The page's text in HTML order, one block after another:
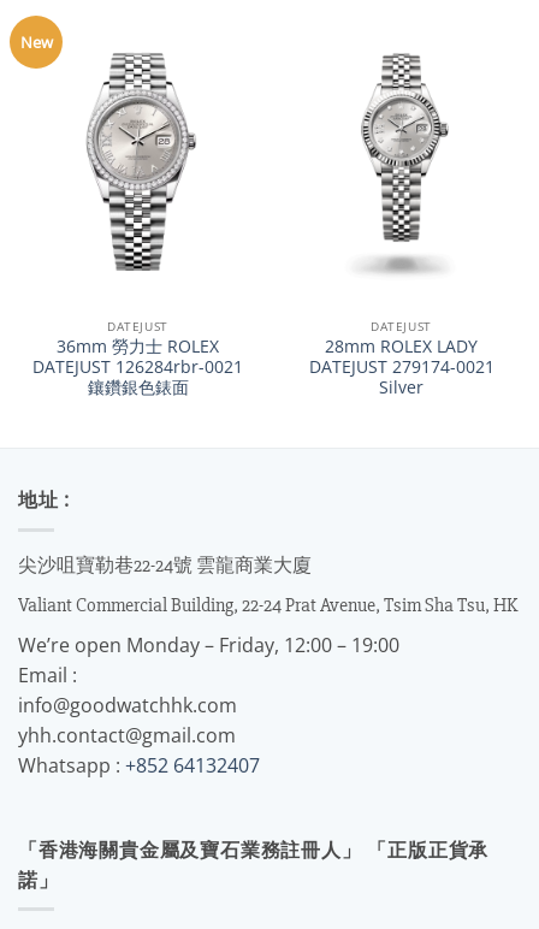
New
DATEJUST
36mm 勞力士 ROLEX
DATEJUST 126284rbr-0021
鑲鑽銀色錶面
DATEJUST
28mm ROLEX LADY
DATEJUST 279174-0021
Silver
地址 :
尖沙咀寶勒巷22-24號 雲龍商業大廈
Valiant Commercial Building, 22-24 Prat Avenue, Tsim Sha Tsu, HK
We’re open Monday – Friday, 12:00 – 19:00
Email :
info@goodwatchhk.com
yhh.contact@gmail.com
Whatsapp : +852 64132407
「香港海關貴金屬及寶石業務註冊人」 「正版正貨承
諾」